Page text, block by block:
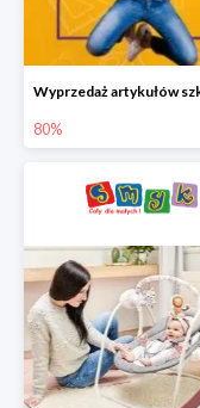
80%